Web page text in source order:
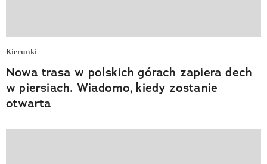
Kierunki
Nowa trasa w polskich górach zapiera dech
w piersiach. Wiadomo, kiedy zostanie
otwarta